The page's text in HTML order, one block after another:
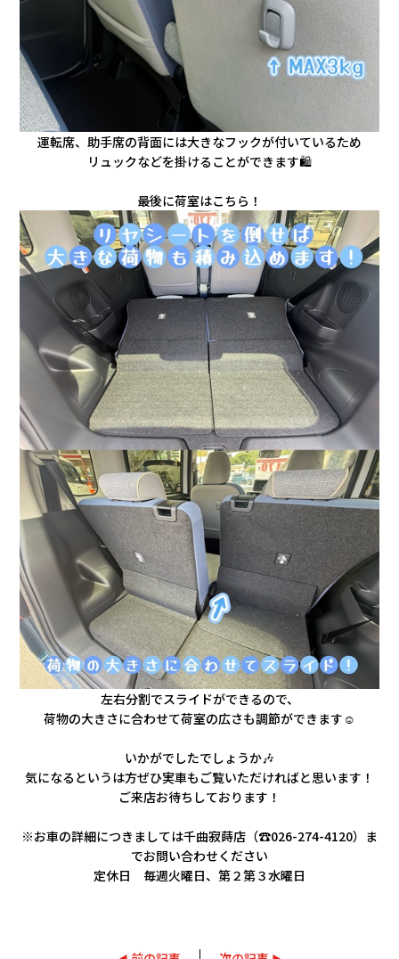
運転席、助手席の背面には大きなフックが付いているため
リュックなどを掛けることができます🛍️
最後に荷室はこちら！
左右分割でスライドができるので、
荷物の大きさに合わせて荷室の広さも調節ができます☺️
いかがでしたでしょうか🎶
気になるというは方ぜひ実車もご覧いただければと思います！
ご来店お待ちしております！
※お車の詳細につきましては千曲寂蒔店（☎026-274-4120）ま
でお問い合わせください
定休日 毎週火曜日、第２第３水曜日